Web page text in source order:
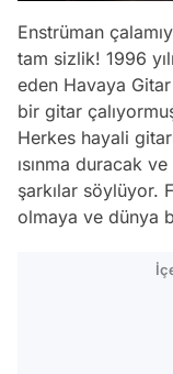
Enstrüman
tam sizlik! 1996
eden Havaya
bir gitar
Herkes hayali
ısınma duracak
şarkılar söylüyor.
olmaya ve dünya